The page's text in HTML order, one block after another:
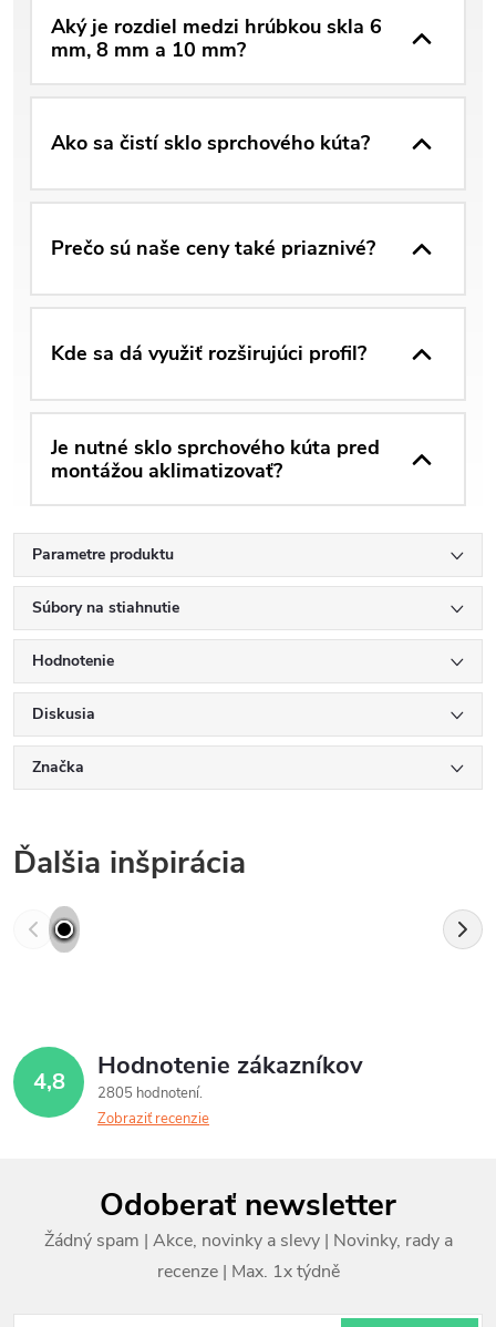
Aký je rozdiel medzi hrúbkou skla 6
mm, 8 mm a 10 mm?
Ako sa čistí sklo sprchového kúta?
Prečo sú naše ceny také priaznivé?
Kde sa dá využiť rozširujúci profil?
Je nutné sklo sprchového kúta pred
montážou aklimatizovať?
Parametre produktu
Súbory na stiahnutie
Hodnotenie
Diskusia
Značka
Ďalšia inšpirácia
4,8 Hodnotenie zákazníkov
2805 hodnotení
Zobraziť recenzie
ä
Odoberať newsletter